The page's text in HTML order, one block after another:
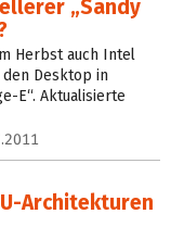
„Sandy
Herbst auch Intel
Desktop in
E“. Aktualisierte
Architekturen